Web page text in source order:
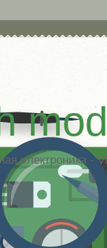
электроника -